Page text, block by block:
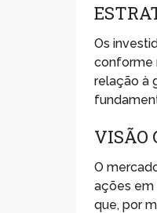
Os
conforme
relação à
VISÃO
O
ações em
que, por